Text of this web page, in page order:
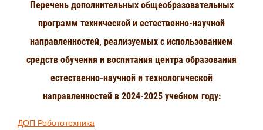
Перечень дополнительных общеобразовательных
программ технической и естественно-научной
направленностей, реализуемых с использованием
средств обучения и воспитания центра образования
естественно-научной и технологической
направленностей в 2024-2025 учебном году:
ДОП Робототехника